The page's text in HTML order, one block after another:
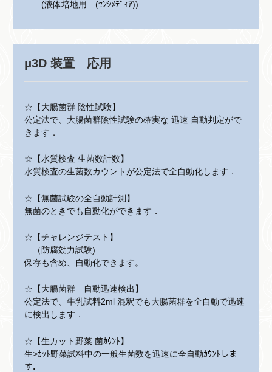
(液体培地用 (ｾﾝｼﾒﾃﾞｨｱ))
μ3D 装置 応用
☆【大腸菌群 陰性試験】
公定法で、大腸菌群陰性試験の確実な 迅速 自動判定がで
きます．
☆【水質検査 生菌数計数】
水質検査の生菌数カウントが公定法で全自動化します．
☆【無菌試験の全自動計測】
無菌のときでも自動化ができます．
☆【チャレンジテスト】
（防腐効力試験)
保存も含め、自動化できます。
☆【大腸菌群 自動迅速検出】
公定法で、牛乳試料2ml 混釈でも大腸菌群を全自動で迅速
に検出します．
☆【生カット野菜 菌ｶｳﾝﾄ】
生>ｶｯﾄ野菜試料中の一般生菌数を迅速に全自動ｶｳﾝﾄしま
す．